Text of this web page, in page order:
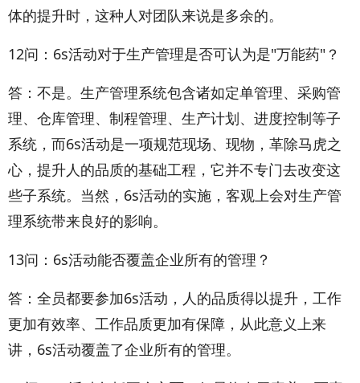
体的提升时，这种人对团队来说是多余的。
12问：6s活动对于生产管理是否可认为是"万能药"？
答：不是。生产管理系统包含诸如定单管理、采购管
理、仓库管理、制程管理、生产计划、进度控制等子
系统，而6s活动是一项规范现场、现物，革除马虎之
心，提升人的品质的基础工程，它并不专门去改变这
些子系统。当然，6s活动的实施，客观上会对生产管
理系统带来良好的影响。
13问：6s活动能否覆盖企业所有的管理？
答：全员都要参加6s活动，人的品质得以提升，工作
更加有效率、工作品质更加有保障，从此意义上来
讲，6s活动覆盖了企业所有的管理。